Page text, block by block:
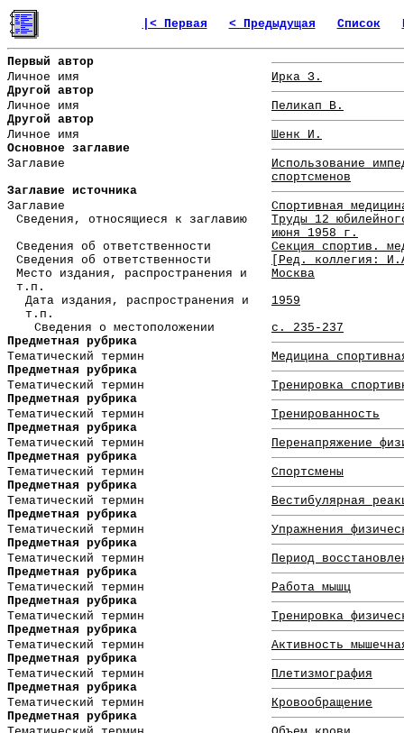
|< Первая < Предыдущая Список
Первый автор
Личное имя
Ирка З.
Другой автор
Личное имя
Пеликап В.
Другой автор
Личное имя
Шенк И.
Основное заглавие
Заглавие
Использование
спортсменов
Заглавие источника
Заглавие
Спортивная
Сведения, относящиеся к заглавию
Труды 12
июня 1958 г.
Сведения об ответственности
Секция спортив.
Сведения об ответственности
[Ред. коллегия:
Место издания, распространения и
т.п.
Москва
Дата издания, распространения и
т.п.
1959
Сведения о местоположении
с. 235-237
Предметная рубрика
Тематический термин
Медицина
Предметная рубрика
Тематический термин
Тренировка
Предметная рубрика
Тематический термин
Тренированность
Предметная рубрика
Тематический термин
Перенапряжение
Предметная рубрика
Тематический термин
Спортсмены
Предметная рубрика
Тематический термин
Вестибулярная
Предметная рубрика
Тематический термин
Упражнения
Предметная рубрика
Тематический термин
Период
Предметная рубрика
Тематический термин
Работа мышц
Предметная рубрика
Тематический термин
Тренировка
Предметная рубрика
Тематический термин
Активность
Предметная рубрика
Тематический термин
Плетизмография
Предметная рубрика
Тематический термин
Кровообращение
Предметная рубрика